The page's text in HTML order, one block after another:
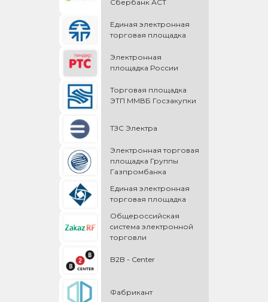
Сбербанк АСТ
Единая электронная
торговая площадка
Электронная
площадка России
Торговая площадка
ЭТП ММВБ Госзакупки
ТЗС Электра
Электронная торговая
площадка Группы
Газпромбанка
Единая электронная
торговая площадка
Общероссийская
cистема электронной
торговли
B2B - Center
Фабрикант